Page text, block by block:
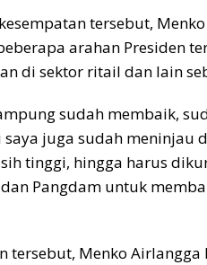
tersebut,
arahan Presiden
di sektor ritail dan lain
sudah membaik,
saya juga sudah meninjau
tinggi, hingga harus
Pangdam untuk
tersebut, Menko